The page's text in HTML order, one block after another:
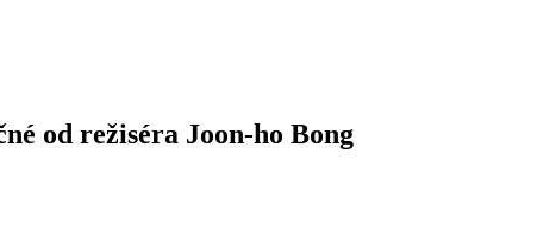
od režiséra Joon-ho Bong